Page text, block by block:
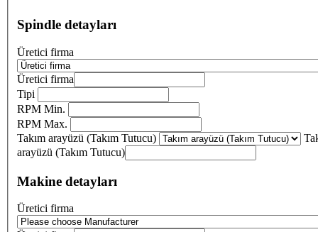
Spindle detayları
Üretici firma
Üretici firma
Tipi
RPM Min.
RPM Max.
Takım arayüzü (Takım Tutucu)
arayüzü (Takım Tutucu)
Makine detayları
Üretici firma